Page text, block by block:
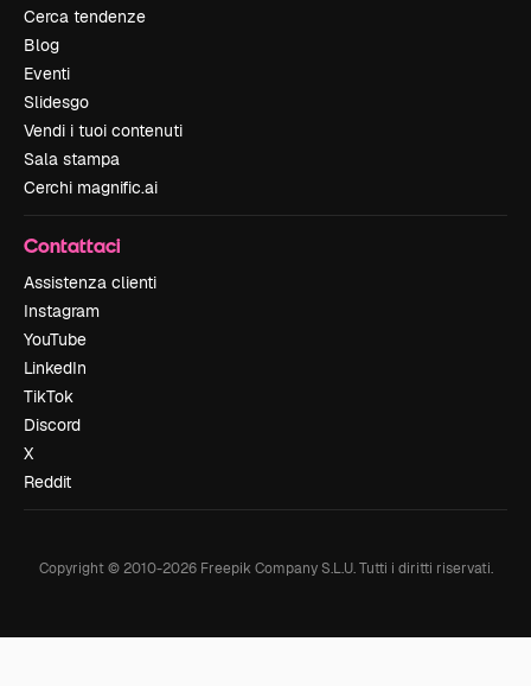
Cerca tendenze
Blog
Eventi
Slidesgo
Vendi i tuoi contenuti
Sala stampa
Cerchi magnific.ai
Contattaci
Assistenza clienti
Instagram
YouTube
LinkedIn
TikTok
Discord
X
Reddit
Copyright © 2010-2026Freepik Company S.L.U. Tutti i diritti riservati.